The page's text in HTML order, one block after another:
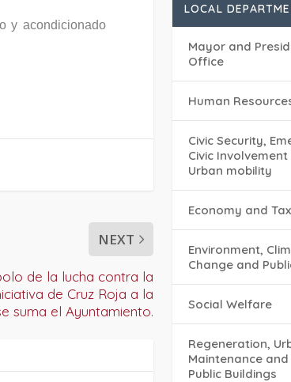
y acondicionado
NEXT
de la lucha contra la
de Cruz Roja a la
suma el Ayuntamiento.
LOCAL
Mayor and
Office
Human
Civic Security,
Civic
Urban mobility
Economy and
Environment,
Change and
Social Welfare
Regeneration,
Maintenance
Public Buildings